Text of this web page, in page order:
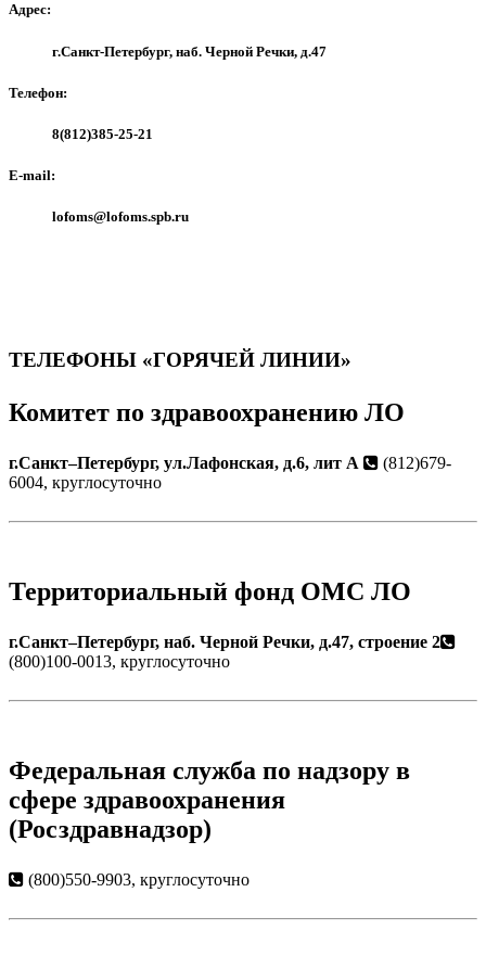
Адрес:
г.Санкт-Петербург, наб. Черной Речки, д.47
Телефон:
8(812)385-25-21
E-mail:
lofoms@lofoms.spb.ru
ТЕЛЕФОНЫ «ГОРЯЧЕЙ ЛИНИИ»
Комитет по здравоохранению ЛО
г.Санкт–Петербург, ул.Лафонская, д.6, лит А
(812)679-
6004, круглосуточно
Территориальный фонд ОМС ЛО
г.Санкт–Петербург, наб. Черной Речки, д.47, строение 2
(800)100-0013, круглосуточно
Федеральная служба по надзору в
сфере здравоохранения
(Росздравнадзор)
(800)550-9903, круглосуточно